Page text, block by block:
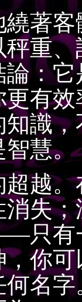
客
重
：
有
識
慧。
。
失
只有
你
名字